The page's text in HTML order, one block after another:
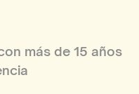
más de 15 años